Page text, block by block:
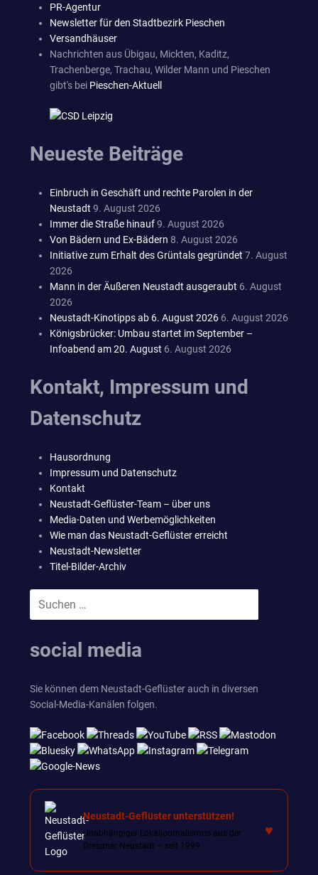
PR-Agentur
Newsletter für den Stadtbezirk Pieschen
Versandhäuser
Nachrichten aus Übigau, Mickten, Kaditz,
Trachenberge, Trachau, Wilder Mann und Pieschen
gibt's bei Pieschen-Aktuell
Neueste Beiträge
Einbruch in Geschäft und rechte Parolen in der
Neustadt 9. August 2026
Immer die Straße hinauf9. August 2026
Von Bädern und Ex-Bädern 8. August 2026
Initiative zum Erhalt des Grüntals gegründet 7. August
2026
Mann in der Äußeren Neustadt ausgeraubt 6. August
2026
Neustadt-Kinotipps ab 6. August 2026 6. August 2026
Königsbrücker: Umbau startet im September –
Infoabend am 20. August 6. August 2026
Kontakt, Impressum und
Datenschutz
Hausordnung
Impressum und Datenschutz
Kontakt
Neustadt-Geflüster-Team – über uns
Media-Daten und Werbemöglichkeiten
Wie man das Neustadt-Geflüster erreicht
Neustadt-Newsletter
Titel-Bilder-Archiv
social media
Sie können dem Neustadt-Geflüster auch in diversen
Social-Media-Kanälen folgen.
Neustadt-Geflüster unterstützen!
Unabhängiger Lokaljournalismus aus der
Dresdner Neustadt – seit 1999.
♥